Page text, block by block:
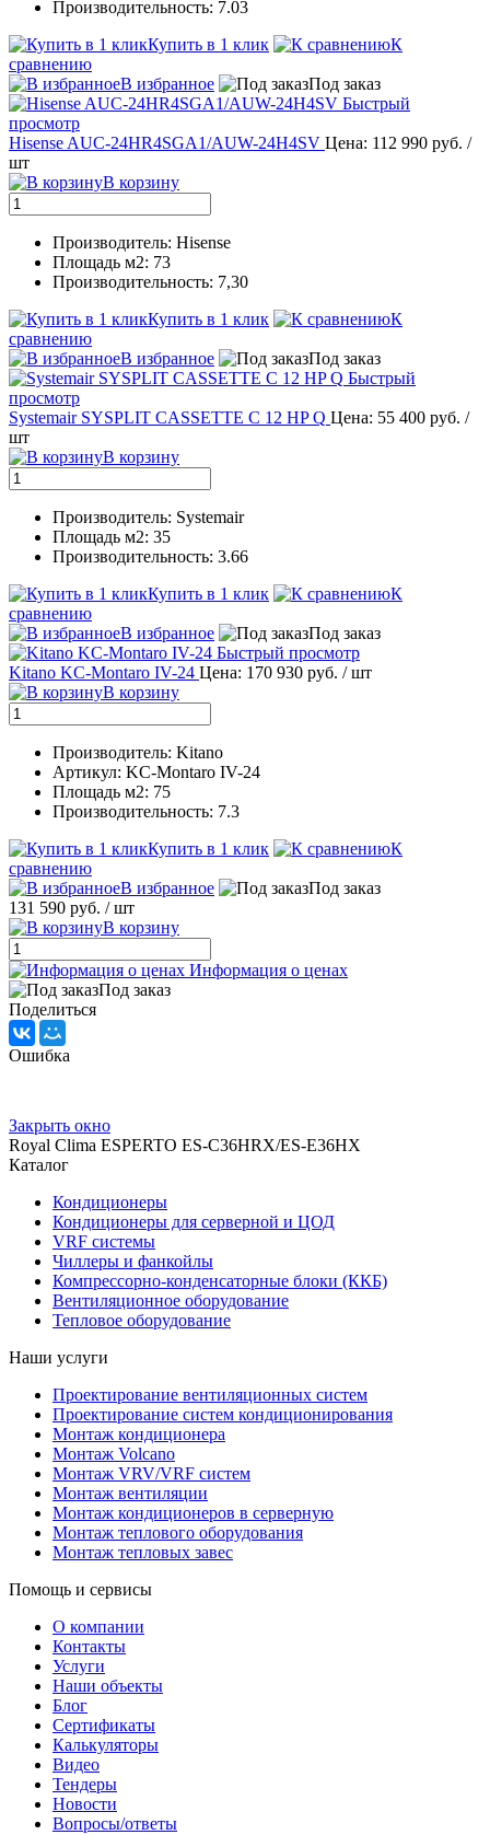
Производительность: 7.03
Купить в 1 клик
К
сравнению
В избранное
Под заказ
Быстрый
просмотр
Hisense AUC-24HR4SGA1/AUW-24H4SV Цена: 112 990 руб. /
шт
В корзину
Производитель: Hisense
Площадь м2: 73
Производительность: 7,30
Купить в 1 клик
К
сравнению
В избранное
Под заказ
Быстрый
просмотр
Systemair SYSPLIT CASSETTE C 12 HP Q Цена: 55 400 руб. /
шт
В корзину
Производитель: Systemair
Площадь м2: 35
Производительность: 3.66
Купить в 1 клик
К
сравнению
В избранное
Под заказ
Быстрый просмотр
Kitano KC-Montaro IV-24 Цена: 170 930 руб. / шт
В корзину
Производитель: Kitano
Артикул: KC-Montaro IV-24
Площадь м2: 75
Производительность: 7.3
Купить в 1 клик
К
сравнению
В избранное
Под заказ
131 590 руб. / шт
В корзину
Информация о ценах
Под заказ
Поделиться
Ошибка
Закрыть окно
Royal Clima ESPERTO ES-C36HRX/ES-E36HX
Каталог
Кондиционеры
Кондиционеры для серверной и ЦОД
VRF системы
Чиллеры и фанкойлы
Компрессорно-конденсаторные блоки (ККБ)
Вентиляционное оборудование
Тепловое оборудование
Наши услуги
Проектирование вентиляционных систем
Проектирование систем кондиционирования
Монтаж кондиционера
Монтаж Volcano
Монтаж VRV/VRF систем
Монтаж вентиляции
Монтаж кондиционеров в серверную
Монтаж теплового оборудования
Монтаж тепловых завес
Помощь и сервисы
О компании
Контакты
Услуги
Наши объекты
Блог
Сертификаты
Калькуляторы
Видео
Тендеры
Новости
Вопросы/ответы